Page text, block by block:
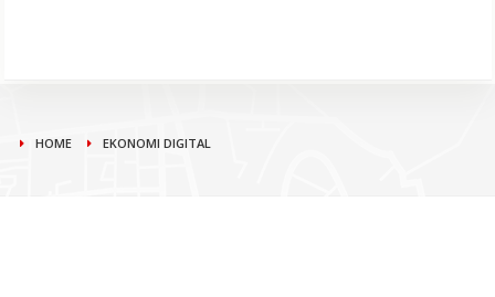
HOME EKONOMI DIGITAL